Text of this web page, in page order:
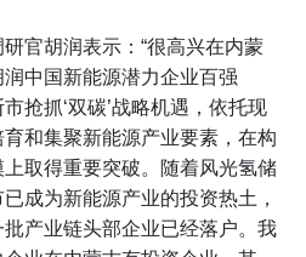
官胡润表示：“很高兴在内蒙
中国新能源潜力企业百强
抢抓‘双碳’战略机遇，依托现
和集聚新能源产业要素，在构
取得重要突破。随着风光氢储
成为新能源产业的投资热土，
批产业链头部企业已经落户。我